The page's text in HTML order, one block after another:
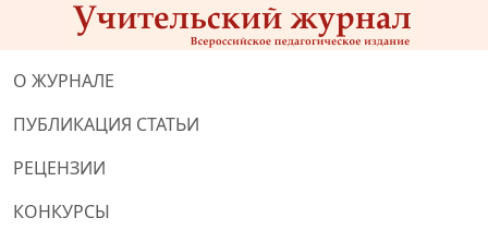
О ЖУРНАЛЕ
ПУБЛИКАЦИЯ СТАТЬИ
РЕЦЕНЗИИ
КОНКУРСЫ